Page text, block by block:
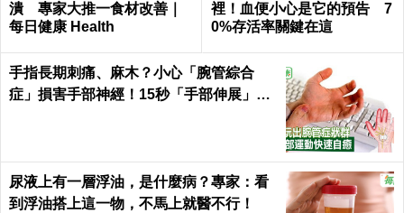
潰 專家大推一食材改善｜
每日健康 Health
裡！血便小心是它的預告 7
0%存活率關鍵在這
手指長期刺痛、麻木？小心「腕管綜合
症」損害手部神經！15秒「手部伸展」這
尿液上有一層浮油，是什麼病？專家：看
到浮油搭上這一物，不馬上就醫不行！